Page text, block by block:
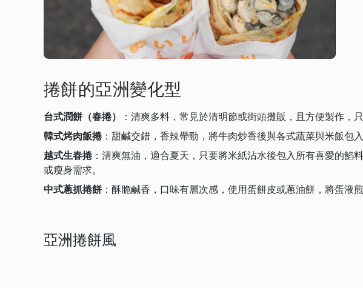
捲餅的亞洲變化型
台式潤餅（春捲）
：清爽多料，常見於清明節或街頭攤販，且方便製作，
韓式烤肉飯捲 ：甜鹹交錯，香辣帶勁，將牛肉炒香後與各式蔬菜與米飯包
越式生春捲 ：清爽無油，適合夏天，只要將米紙沾水後包入所有喜愛的
或瘦身需求。
中式蔥抓捲餅 ：酥脆鹹香，口味有層次感，使用蛋餅皮或蔥油餅，將蛋液
亞洲捲餅風